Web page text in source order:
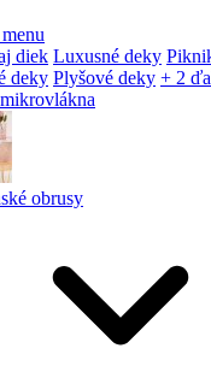
diek Luxusné deky
deky Plyšové deky + 2
obrusy